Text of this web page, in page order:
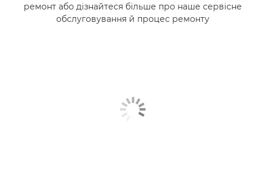
ремонт або дізнайтеся більше про наше сервісне
обслуговування й процес ремонту